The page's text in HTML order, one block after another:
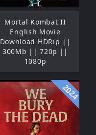
Mortal Kombat II
English Movie
Download HDRip ||
300Mb || 720p ||
1080p
2024